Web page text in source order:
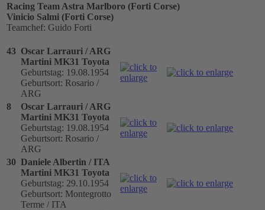
Racing Team Astra Marlboro (Forti Corse)
Vinicio Salmi (Forti Corse)
Teamchef: Guido Forti
43 Oscar Larrauri / ARG
Martini MK31 Toyota
Geburtstag: 19.08.1954
Geburtsort: Rosario /
ARG
8
Oscar Larrauri / ARG
Martini MK31 Toyota
Geburtstag: 19.08.1954
Geburtsort: Rosario /
ARG
30 Daniele Albertin / ITA
Martini MK31 Toyota
Geburtstag: 29.10.1954
Geburtsort: Montegrotto
Terme / ITA